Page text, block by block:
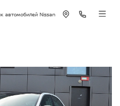
автомобилей Nissan